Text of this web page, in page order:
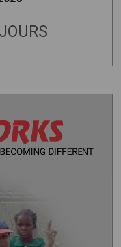
JOURS